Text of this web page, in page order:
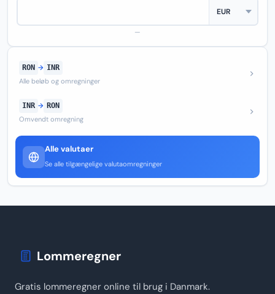
—
RON → INR
Alle beløb og omregninger
INR → RON
Omvendt omregning
Alle valutaer
Se alle tilgængelige valutaomregninger
Lommeregner
Gratis lommeregner online til brug i Danmark.